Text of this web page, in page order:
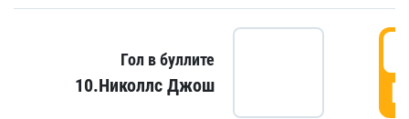
Гол в буллите
10.Николлс Джош